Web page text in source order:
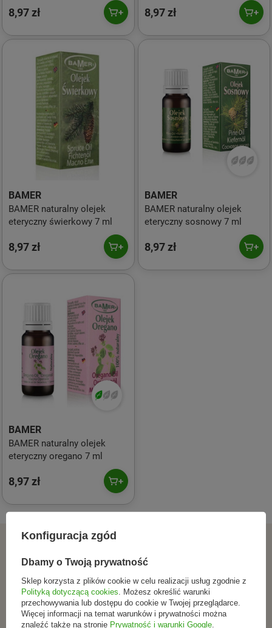
8,97 zł 8,97 zł
BAMER
BAMER naturalny olejek
eteryczny świerkowy 7 ml
8,97 zł
BAMER
BAMER naturalny olejek
eteryczny sosnowy 7 ml
8,97 zł
BAMER
BAMER naturalny olejek
eteryczny oregano 7 ml
8,97 zł
ZAPISZ SIĘ DO NEWSLETTERA
Dołącz do tych, którzy
wybierają świadomie.
Konfiguracja zgód
Dbamy o Twoją prywatność
Sklep korzysta z plików cookie w celu realizacji usług zgodnie z
Polityką dotyczącą cookies . Możesz określić warunki
przechowywania lub dostępu do cookie w Twojej przeglądarce.
Więcej informacji na temat warunków i prywatności można
znaleźć także na stronie Prywatność i warunki Google